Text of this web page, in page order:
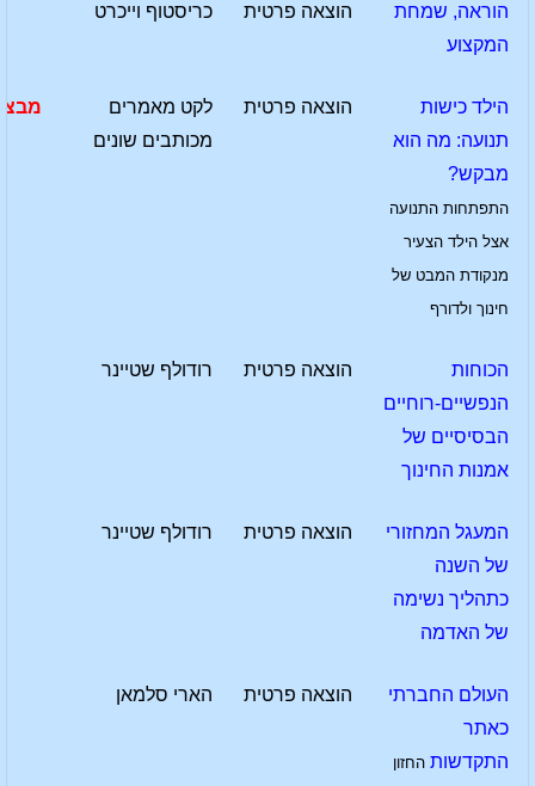
הוראה, שמחת
המקצוע
הוצאה פרטית כריסטוף וייכרט
הילד כישות
תנועה: מה הוא
מבקש?
התפתחות התנועה
אצל הילד הצעיר
מנקודת המבט של
חינוך ולדורף
הוצאה פרטית
לקט מאמרים
מכותבים שונים
הכוחות
הנפשיים-רוחיים
הבסיסיים של
אמנות החינוך
הוצאה פרטית רודולף שטיינר
המעגל המחזורי
של השנה
כתהליך נשימה
של האדמה
הוצאה פרטית רודולף שטיינר
העולם החברתי
כאתר
התקדשות החזון
הוצאה פרטית הארי סלמאן